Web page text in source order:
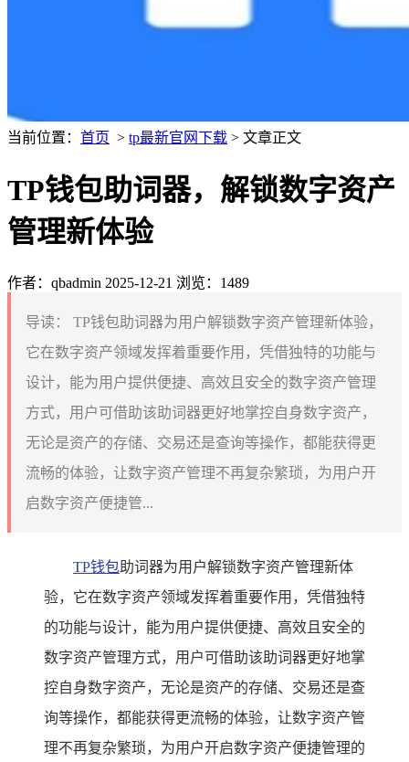
当前位置： 首页 > tp最新官网下载 > 文章正文
TP钱包助词器，解锁数字资产
管理新体验
作者：qbadmin 2025-12-21 浏览：1489
导读：
TP钱包助词器为用户解锁数字资产管理新体验，
它在数字资产领域发挥着重要作用，凭借独特的功能与
设计，能为用户提供便捷、高效且安全的数字资产管理
方式，用户可借助该助词器更好地掌控自身数字资产，
无论是资产的存储、交易还是查询等操作，都能获得更
流畅的体验，让数字资产管理不再复杂繁琐，为用户开
启数字资产便捷管...
TP钱包助词器为用户解锁数字资产管理新体
验，它在数字资产领域发挥着重要作用，凭借独特
的功能与设计，能为用户提供便捷、高效且安全的
数字资产管理方式，用户可借助该助词器更好地掌
控自身数字资产，无论是资产的存储、交易还是查
询等操作，都能获得更流畅的体验，让数字资产管
理不再复杂繁琐，为用户开启数字资产便捷管理的